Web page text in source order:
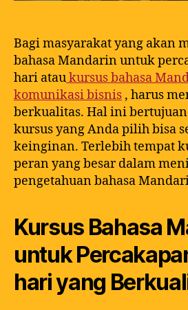
Bagi masyarakat yang akan
bahasa Mandarin untuk
hari ataukursus bahasa
komunikasi bisnis , harus
berkualitas. Hal ini
kursus yang Anda pilih bisa
keinginan. Terlebih tempat
peran yang besar dalam
pengetahuan bahasa
Kursus Bahasa
untuk
hari yang